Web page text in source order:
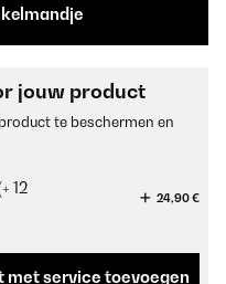
jouw product
te beschermen en
12
24,90 €
met service toevoegen